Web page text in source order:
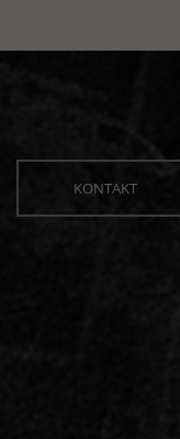
KONTAKT